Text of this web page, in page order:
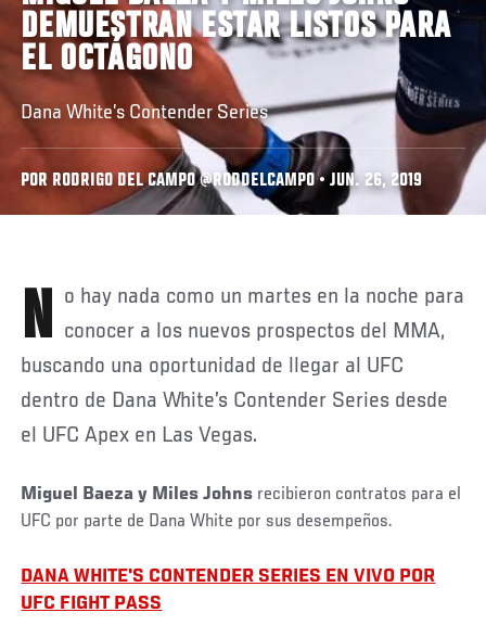
DEMUESTRAN ESTAR LISTOS PARA
EL OCTÁGONO
Dana White’s Contender Series
POR RODRIGO DEL CAMPO @RODDELCAMPO • JUN. 26, 2019
No hay nada como un martes en la noche para conocer a los nuevos prospectos del MMA,
buscando una oportunidad de llegar al UFC
dentro de Dana White’s Contender Series desde
el UFC Apex en Las Vegas.
Miguel Baeza y Miles Johns recibieron contratos para el
UFC por parte de Dana White por sus desempeños.
DANA WHITE'S CONTENDER SERIES EN VIVO POR
UFC FIGHT PASS